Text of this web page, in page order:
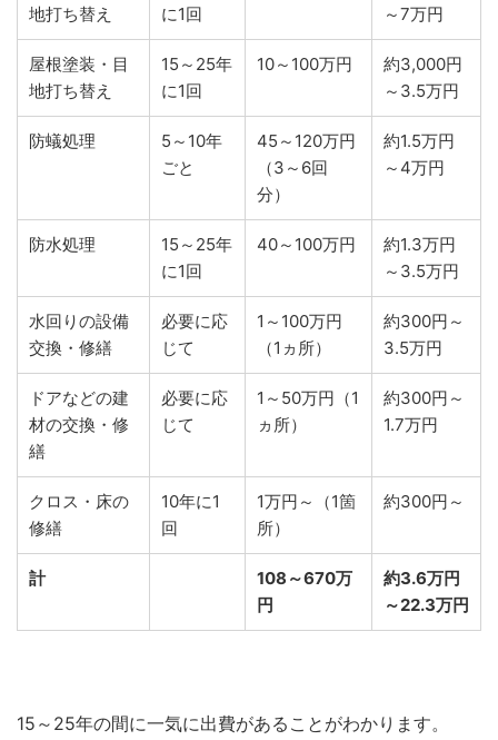
地打ち替え に1回 ～7万円
屋根塗装・目
地打ち替え
15～25年
に1回
10～100万円
約3,000円
～3.5万円
防蟻処理
5～10年
ごと
45～120万円
（3～6回
分）
約1.5万円
～4万円
防水処理
15～25年
に1回
40～100万円
約1.3万円
～3.5万円
水回りの設備
交換・修繕
必要に応
じて
1～100万円
（1ヵ所）
約300円～
3.5万円
ドアなどの建
材の交換・修
繕
必要に応
じて
1～50万円（1
ヵ所）
約300円～
1.7万円
クロス・床の
修繕
10年に1
回
1万円～（1箇
所）
約300円～
計 108 ～670万
円
約3.6万円
～22.3万円
15～25年の間に一気に出費があることがわかります。